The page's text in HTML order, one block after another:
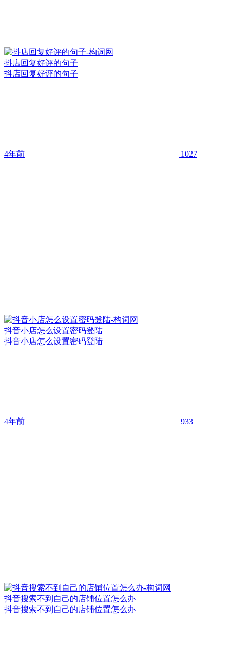
抖店回复好评的句子
抖店回复好评的句子
4年前 1027
抖音小店怎么设置密码登陆
抖音小店怎么设置密码登陆
4年前 933
抖音搜索不到自己的店铺位置怎么办
抖音搜索不到自己的店铺位置怎么办